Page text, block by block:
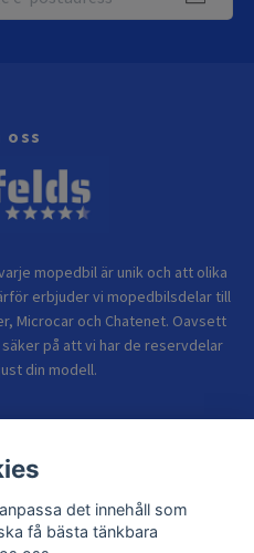
oss
mopedbil är unik och att olika
erbjuder vi mopedbilsdelar till
Microcar och Chatenet. Oavsett
på att vi har de reservdelar
din modell.
det innehåll som
få bästa tänkbara